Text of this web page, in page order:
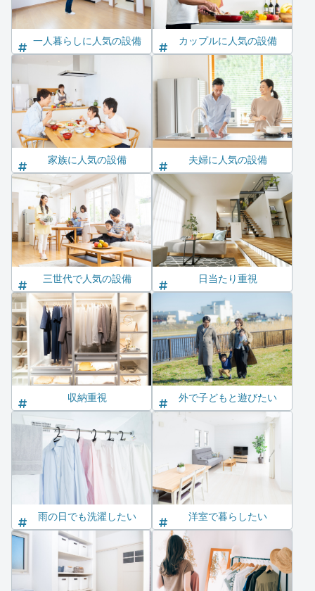
一人暮らしに人気の設備 カップルに人気の設備
家族に人気の設備 夫婦に人気の設備
三世代で人気の設備 日当たり重視
収納重視 外で子どもと遊びたい
雨の日でも洗濯したい 洋室で暮らしたい